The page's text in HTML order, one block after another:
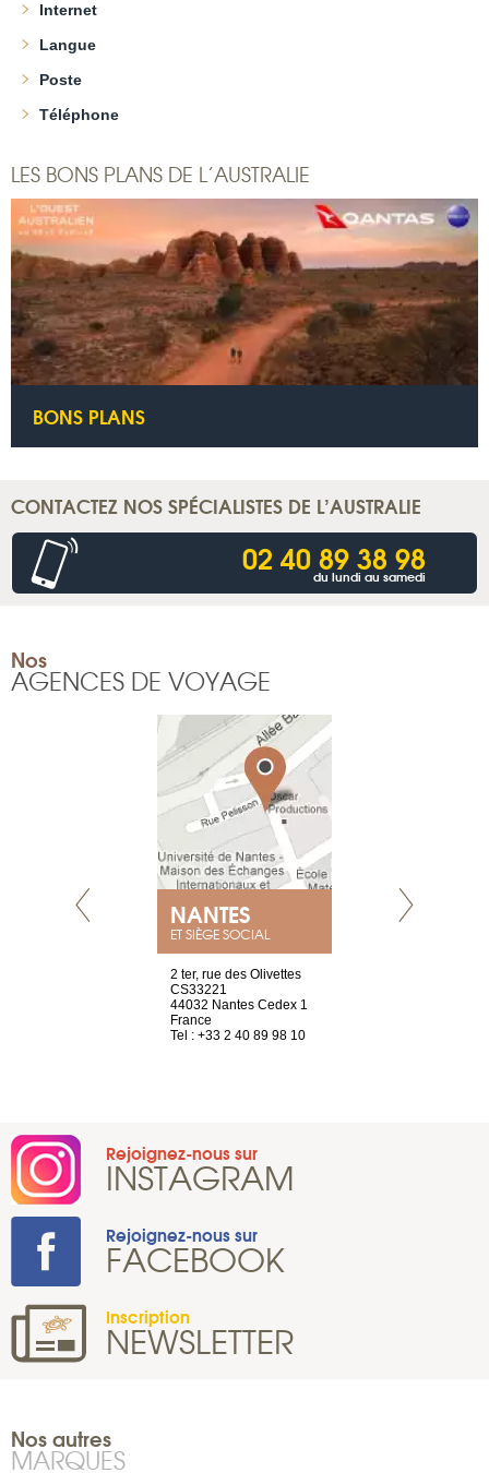
Internet
Langue
Poste
Téléphone
LES BONS PLANS DE L’AUSTRALIE
BONS PLANS
CONTACTEZ NOS SPÉCIALISTES DE L’AUSTRALIE
02 40 89 38 98
du lundi au samedi
Nos
AGENCES DE VOYAGE
NANTES
ET SIÈGE SOCIAL
2 ter, rue des Olivettes
CS33221
44032 Nantes Cedex 1
France
Tel : +33 2 40 89 98 10
Rejoignez-nous sur
INSTAGRAM
Rejoignez-nous sur
FACEBOOK
Inscription
NEWSLETTER
Nos autres
MARQUES